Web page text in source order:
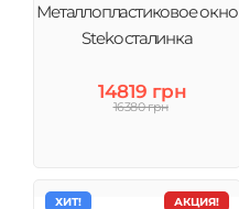
Металлопластиковое окно
Steko сталинка
14819 грн
16380 грн
АКЦИЯ!
ХИТ!